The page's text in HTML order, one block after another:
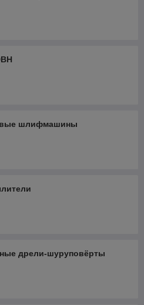
шлифмашины
дрели-шуруповёрты